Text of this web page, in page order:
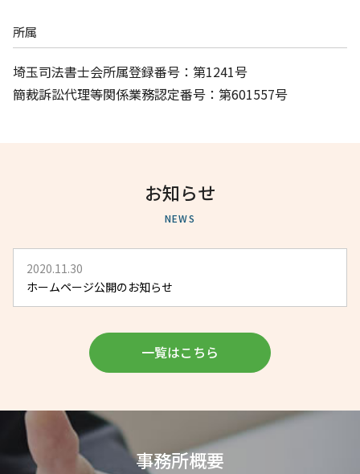
所属
埼玉司法書士会所属登録番号：第1241号
簡裁訴訟代理等関係業務認定番号：第601557号
お知らせ
NEWS
2020.11.30
ホームページ公開のお知らせ
一覧はこちら
事務所概要